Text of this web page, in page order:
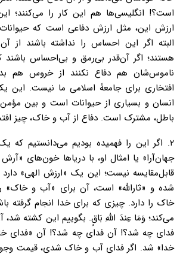
است؟! انگلیسی‌ها هم این کار را می‌کنند؛
ارزش این، مثل ارزش دفاعی است که حیوانات
البته اگر این احساس را نداشته باشند
هستند؛ اگر آن‌قدر بی‌رمق و بی‌احساس
ناموس‌شان هم دفاع نکنند از خروس هم
افتخاری برای جامعۀ اسلامی ما نیست.
انسان و بسیاری از حیوانات است و بین
باطل، مشترک است. دفاع از آب و خاک، چیز
۲. اگر این را فهمیده بودیم می‌دانستیم
جهان‌آرا» یا امثال او، با دریاها خون‌های
قابل‌مقایسه نیست؛ این یک «ارزش الهی»
شده و «ثارالله» است، آن برای «آب و
خاک را دارد. چیزی که برای خدا انجام گرفته
می‌کند؛ وَمَا عِندَ اللّهِ بَاقٍ. بگوییم این کشته
فدای چه شد؟! آن فدای چه شد؟! آن «فدای
خدا» شد. اگر فدای آب و خاک شدی، قیمت